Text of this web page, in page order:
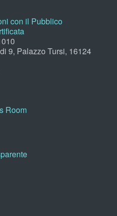
con il Pubblico
9, Palazzo Tursi, 16124
Room